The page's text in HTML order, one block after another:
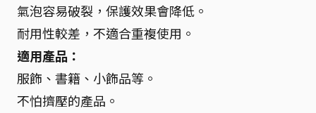
氣泡容易破裂，保護效果會降低。
耐用性較差，不適合重複使用。
適用產品：
服飾、書籍、小飾品等。
不怕擠壓的產品。